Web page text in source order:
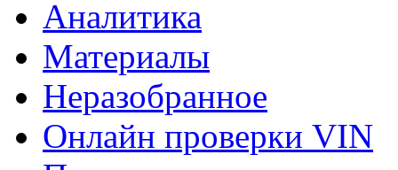
Аналитика
Материалы
Неразобранное
Онлайн проверки VIN